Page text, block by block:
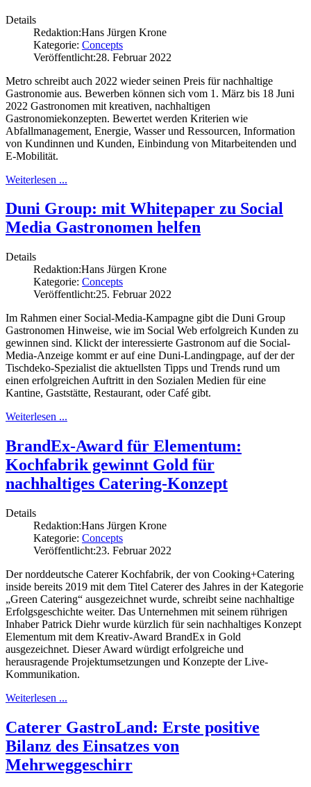
Details
Redaktion:Hans Jürgen Krone
Kategorie: Concepts
Veröffentlicht:28. Februar 2022
Metro schreibt auch 2022 wieder seinen Preis für nachhaltige
Gastronomie aus. Bewerben können sich vom 1. März bis 18 Juni
2022 Gastronomen mit kreativen, nachhaltigen
Gastronomiekonzepten. Bewertet werden Kriterien wie
Abfallmanagement, Energie, Wasser und Ressourcen, Information
von Kundinnen und Kunden, Einbindung von Mitarbeitenden und
E-Mobilität.
Weiterlesen ...
Duni Group: mit Whitepaper zu Social
Media Gastronomen helfen
Details
Redaktion:Hans Jürgen Krone
Kategorie: Concepts
Veröffentlicht:25. Februar 2022
Im Rahmen einer Social-Media-Kampagne gibt die Duni Group
Gastronomen Hinweise, wie im Social Web erfolgreich Kunden zu
gewinnen sind. Klickt der interessierte Gastronom auf die Social-
Media-Anzeige kommt er auf eine Duni-Landingpage, auf der der
Tischdeko-Spezialist die aktuellsten Tipps und Trends rund um
einen erfolgreichen Auftritt in den Sozialen Medien für eine
Kantine, Gaststätte, Restaurant, oder Café gibt.
Weiterlesen ...
BrandEx-Award für Elementum:
Kochfabrik gewinnt Gold für
nachhaltiges Catering-Konzept
Details
Redaktion:Hans Jürgen Krone
Kategorie: Concepts
Veröffentlicht:23. Februar 2022
Der norddeutsche Caterer Kochfabrik, der von Cooking+Catering
inside bereits 2019 mit dem Titel Caterer des Jahres in der Kategorie
„Green Catering“ ausgezeichnet wurde, schreibt seine nachhaltige
Erfolgsgeschichte weiter. Das Unternehmen mit seinem rührigen
Inhaber Patrick Diehr wurde kürzlich für sein nachhaltiges Konzept
Elementum mit dem Kreativ-Award BrandEx in Gold
ausgezeichnet. Dieser Award würdigt erfolgreiche und
herausragende Projektumsetzungen und Konzepte der Live-
Kommunikation.
Weiterlesen ...
Caterer GastroLand: Erste positive
Bilanz des Einsatzes von
Mehrweggeschirr